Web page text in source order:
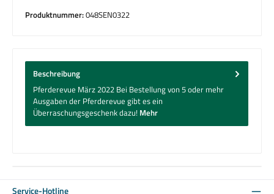
Produktnummer:048SEN0322
Beschreibung
Pferderevue März 2022 Bei Bestellung von 5 oder mehr
Ausgaben der Pferderevue gibt es ein
Überraschungsgeschenk dazu! Mehr
Service-Hotline